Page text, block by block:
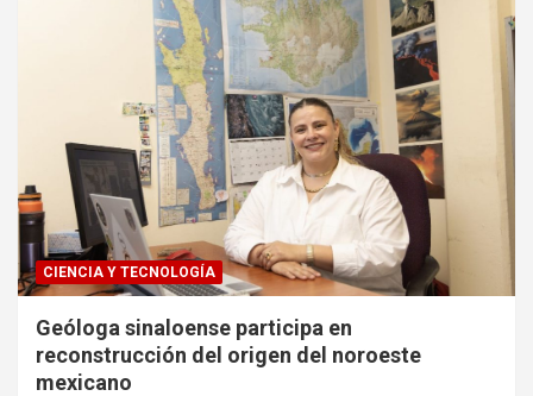
CIENCIA Y TECNOLOGÍA
Geóloga sinaloense participa en
reconstrucción del origen del noroeste
mexicano